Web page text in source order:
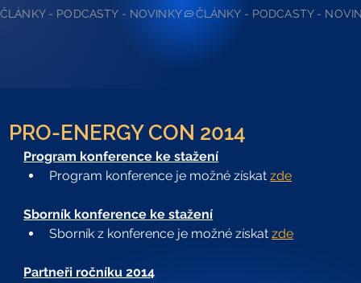
PRO-ENERGY CON 2014
Program konference ke stažení
Program konference je možné získat zde
Sborník konference ke stažení
Sborník z konference je možné získat zde
Partneři ročníku 2014
ČLÁNKY - PODCASTY - NOVINKY